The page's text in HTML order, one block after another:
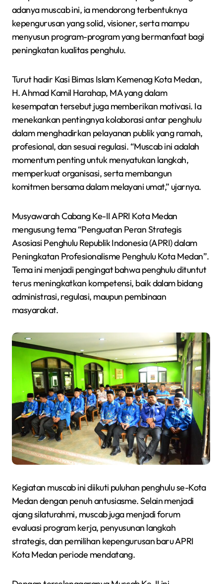
adanya muscab ini, ia mendorong terbentuknya
kepengurusan yang solid, visioner, serta mampu
menyusun program-program yang bermanfaat bagi
peningkatan kualitas penghulu.
Turut hadir Kasi Bimas Islam Kemenag Kota Medan,
H. Ahmad Kamil Harahap, MA yang dalam
kesempatan tersebut juga memberikan motivasi. Ia
menekankan pentingnya kolaborasi antar penghulu
dalam menghadirkan pelayanan publik yang ramah,
profesional, dan sesuai regulasi. “Muscab ini adalah
momentum penting untuk menyatukan langkah,
memperkuat organisasi, serta membangun
komitmen bersama dalam melayani umat,” ujarnya.
Musyawarah Cabang Ke-II APRI Kota Medan
mengusung tema “Penguatan Peran Strategis
Asosiasi Penghulu Republik Indonesia (APRI) dalam
Peningkatan Profesionalisme Penghulu Kota Medan”.
Tema ini menjadi pengingat bahwa penghulu dituntut
terus meningkatkan kompetensi, baik dalam bidang
administrasi, regulasi, maupun pembinaan
masyarakat.
Kegiatan muscab ini diikuti puluhan penghulu se-Kota
Medan dengan penuh antusiasme. Selain menjadi
ajang silaturahmi, muscab juga menjadi forum
evaluasi program kerja, penyusunan langkah
strategis, dan pemilihan kepengurusan baru APRI
Kota Medan periode mendatang.